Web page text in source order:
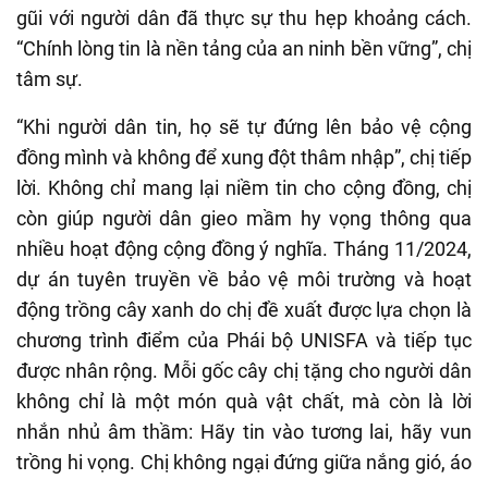
gũi với người dân đã thực sự thu hẹp khoảng cách.
“Chính lòng tin là nền tảng của an ninh bền vững”, chị
tâm sự.
“Khi người dân tin, họ sẽ tự đứng lên bảo vệ cộng
đồng mình và không để xung đột thâm nhập”, chị tiếp
lời. Không chỉ mang lại niềm tin cho cộng đồng, chị
còn giúp người dân gieo mầm hy vọng thông qua
nhiều hoạt động cộng đồng ý nghĩa. Tháng 11/2024,
dự án tuyên truyền về bảo vệ môi trường và hoạt
động trồng cây xanh do chị đề xuất được lựa chọn là
chương trình điểm của Phái bộ UNISFA và tiếp tục
được nhân rộng. Mỗi gốc cây chị tặng cho người dân
không chỉ là một món quà vật chất, mà còn là lời
nhắn nhủ âm thầm: Hãy tin vào tương lai, hãy vun
trồng hi vọng. Chị không ngại đứng giữa nắng gió, áo